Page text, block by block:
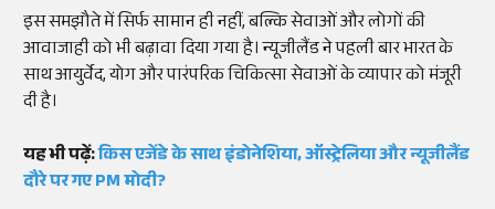
इस समझौते में सिर्फ सामान ही नहीं, बल्कि सेवाओं और लोगों की
आवाजाही को भी बढ़ावा दिया गया है। न्यूजीलैंड ने पहली बार भारत के
साथ आयुर्वेद, योग और पारंपरिक चिकित्सा सेवाओं के व्यापार को मंजूरी
दी है।
यह भी पढ़ें:किस एजेंडे के साथ इंडोनेशिया, ऑस्ट्रेलिया और न्यूजीलैंड
दौरे पर गए PM मोदी?